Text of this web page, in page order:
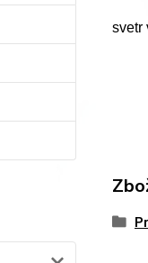
svetr